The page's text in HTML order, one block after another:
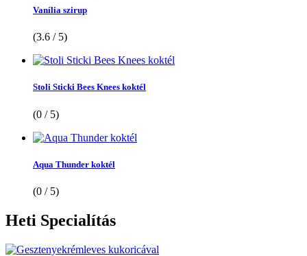
Vanília szirup
(3.6 / 5)
Stoli Sticki Bees Knees koktél
(0 / 5)
Aqua Thunder koktél
(0 / 5)
Heti Specialítás